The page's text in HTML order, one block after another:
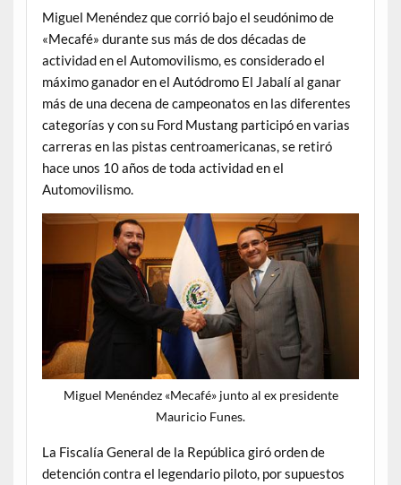
Miguel Menéndez que corrió bajo el seudónimo de
«Mecafé» durante sus más de dos décadas de
actividad en el Automovilismo, es considerado el
máximo ganador en el Autódromo El Jabalí al ganar
más de una decena de campeonatos en las diferentes
categorías y con su Ford Mustang participó en varias
carreras en las pistas centroamericanas, se retiró
hace unos 10 años de toda actividad en el
Automovilismo.
Miguel Menéndez «Mecafé» junto al ex presidente
Mauricio Funes.
La Fiscalía General de la República giró orden de
detención contra el legendario piloto, por supuestos